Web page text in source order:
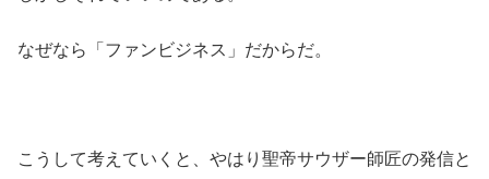
なぜなら「ファンビジネス」だからだ。
こうして考えていくと、やはり聖帝サウザー師匠の発信と